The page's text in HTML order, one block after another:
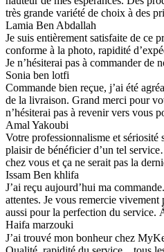
très grande variété de choix à des
Lamia Ben Abdallah
Je suis entièrement satisfaite de ce
conforme à la photo, rapidité
Je n’hésiterai pas à commander de
Sonia ben lotfi
Commande bien reçue, j’ai été
de la livraison. Grand merci pour
n’hésiterai pas à revenir vers vous
Amal Yakoubi
Votre professionnalisme et
plaisir de bénéficier d’un tel
chez vous et ça ne serait pas la
Issam Ben khlifa
J’ai reçu aujourd’hui ma
attentes. Je vous remercie
aussi pour la perfection du service.
Haifa marzouki
J’ai trouvé mon bonheur chez